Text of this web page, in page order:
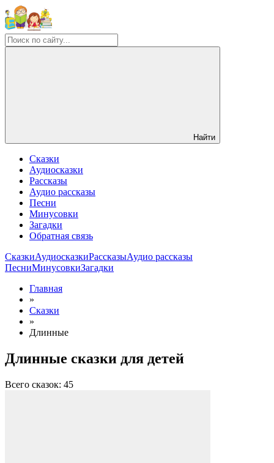
Найти
Сказки
Аудиосказки
Рассказы
Аудио рассказы
Песни
Минусовки
Загадки
Обратная связь
СказкиАудиосказкиРассказыАудио рассказы
ПесниМинусовкиЗагадки
Главная
»
Сказки
»
Длинные
Длинные сказки для детей
Всего сказок: 45